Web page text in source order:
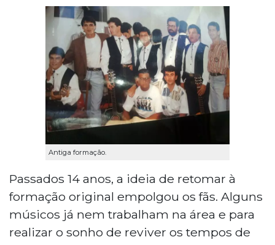
Antiga formação.
Passados 14 anos, a ideia de retomar à
formação original empolgou os fãs. Alguns
músicos já nem trabalham na área e para
realizar o sonho de reviver os tempos de